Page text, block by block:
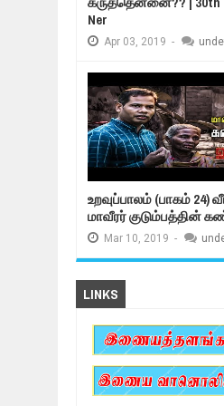
Ner
Apr 03, 2019 -
உறவுப்பாலம் (பாகம் 24)
மாவீரர் குடும்பத்தின்
Mar 10, 2019 -
LINKS